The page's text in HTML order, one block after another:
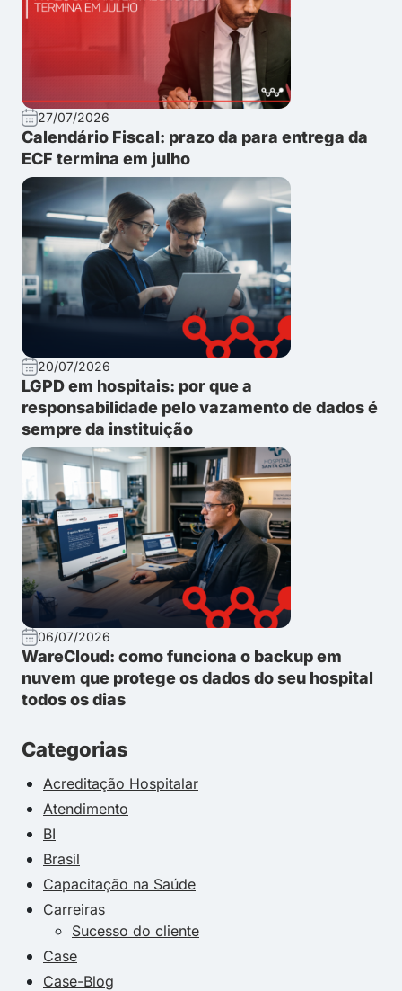
27/07/2026
Calendário Fiscal: prazo da para entrega da
ECF termina em julho
20/07/2026
LGPD em hospitais: por que a
responsabilidade pelo vazamento de dados é
sempre da instituição
06/07/2026
WareCloud: como funciona o backup em
nuvem que protege os dados do seu hospital
todos os dias
Categorias
Acreditação Hospitalar
Atendimento
BI
Brasil
Capacitação na Saúde
Carreiras
Sucesso do cliente
Case
Case-Blog